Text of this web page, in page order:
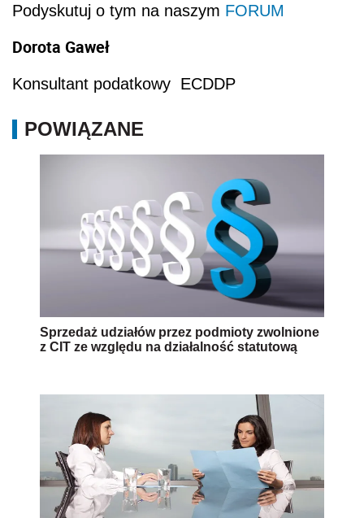
Podyskutuj o tym na naszym FORUM
Dorota Gaweł
Konsultant podatkowy ECDDP
POWIĄZANE
Sprzedaż udziałów przez podmioty zwolnione
z CIT ze względu na działalność statutową